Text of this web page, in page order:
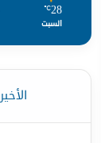
28
℃
السبت